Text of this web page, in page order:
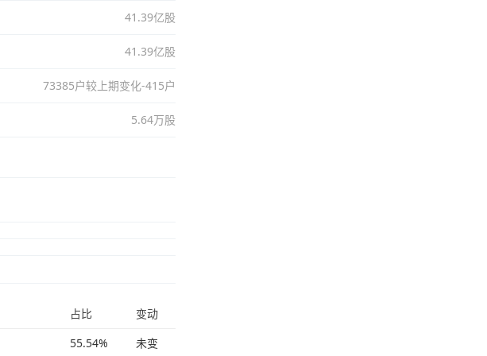
41.39亿股
41.39亿股
73385户较上期变化-415户
5.64万股
占比
变动
55.54% 未变